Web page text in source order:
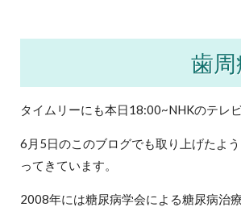
歯
タイムリーにも本日18:00~NHKのテレ
6月5日のこのブログでも取り上げたよ
ってきています。
2008年には糖尿病学会による糖尿病治